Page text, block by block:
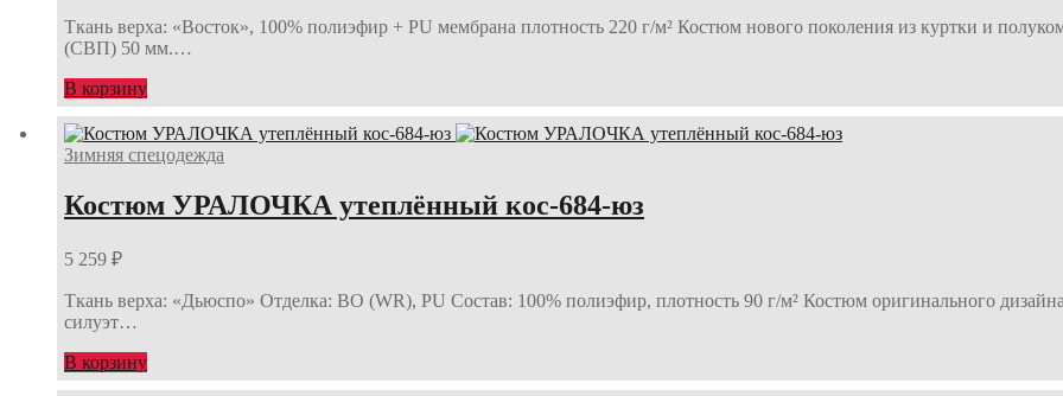
Ткань верха: «Восток», 100% полиэфир + PU мембрана плотность 220 г/м² Костюм нового поколения из куртки и
(СВП) 50 мм.…
В корзину
Зимняя спецодежда
Костюм УРАЛОЧКА утеплённый кос-684-юз
5 259 ₽
Ткань верха: «Дьюспо» Отделка: ВО (WR), PU Состав: 100% полиэфир, плотность 90 г/м² Костюм оригинального
силуэт…
В корзину